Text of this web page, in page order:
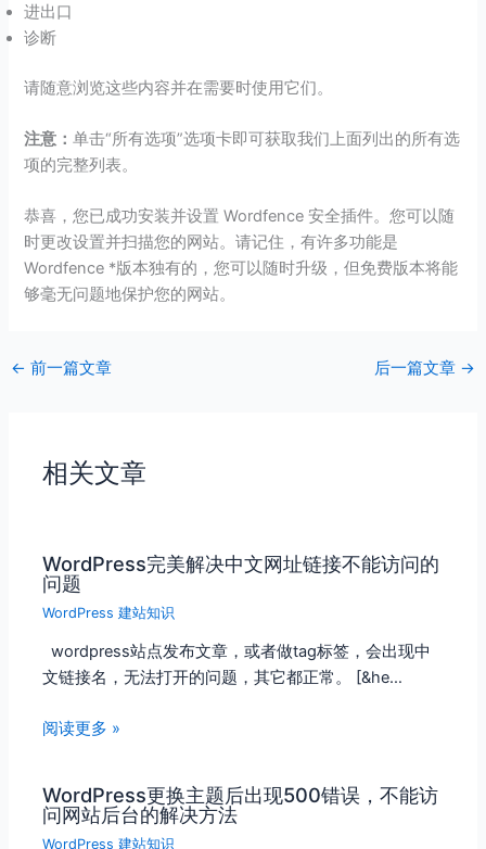
进出口
诊断
请随意浏览这些内容并在需要时使用它们。
注意：单击“所有选项”选项卡即可获取我们上面列出的所有选
项的完整列表。
恭喜，您已成功安装并设置 Wordfence 安全插件。您可以随
时更改设置并扫描您的网站。请记住，有许多功能是
Wordfence *版本独有的，您可以随时升级，但免费版本将能
够毫无问题地保护您的网站。
← 前一篇文章 后一篇文章 →
相关文章
WordPress完美解决中文网址链接不能访问的
问题
WordPress 建站知识
wordpress站点发布文章，或者做tag标签，会出现中
文链接名，无法打开的问题，其它都正常。 [&he…
阅读更多 »
WordPress更换主题后出现500错误，不能访
问网站后台的解决方法
WordPress 建站知识